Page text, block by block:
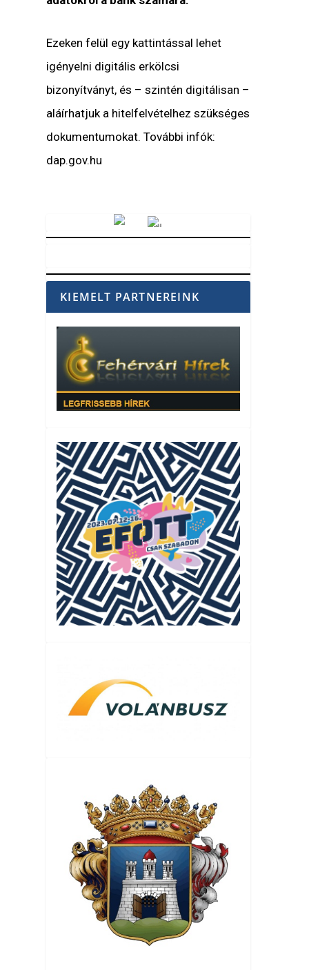
Ezeken felül egy kattintással lehet
igényelni digitális erkölcsi
bizonyítványt, és – szintén digitálisan –
aláírhatjuk a hitelfelvételhez szükséges
dokumentumokat. További infók:
dap.gov.hu
KIEMELT PARTNEREINK